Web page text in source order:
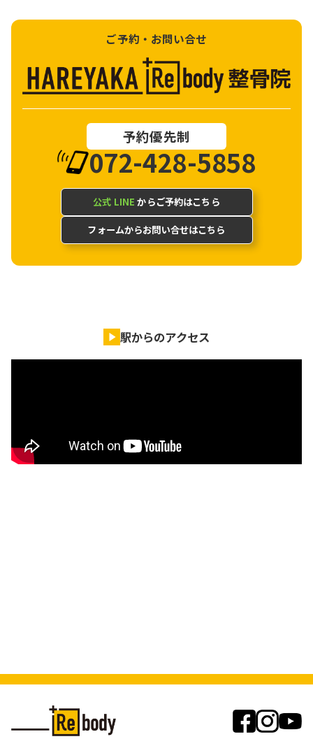
ご予約・お問い合せ
予約優先制
072-428-5858
公式 LINE からご予約はこちら
フォームからお問い合せはこちら
駅からのアクセス